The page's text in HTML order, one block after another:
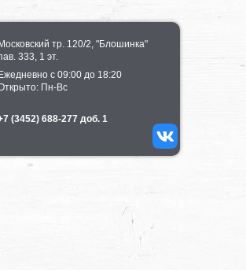
тр. 120/2, "Блошинка"
333, 1 эт.
с 09:00 до 18:20
Пн-Вс
(3452) 688-277 доб. 1